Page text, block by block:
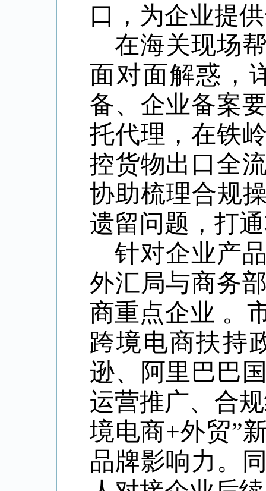
口，为企业提
在海关现场
面对面解惑，
备、企业备案
托代理，在铁
控货物出口全
协助梳理合规
遗留问题，打
针对企业产
外汇局与商务
商重点企业 。
跨境电商扶持
逊、阿里巴巴
运营推广、合
境电商+外贸”
品牌影响力。